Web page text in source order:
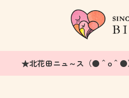
★北花田ニュ～ス（●＾o＾●